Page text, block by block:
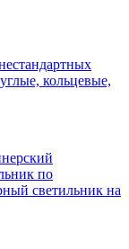
кольцевые,
по
светильник на